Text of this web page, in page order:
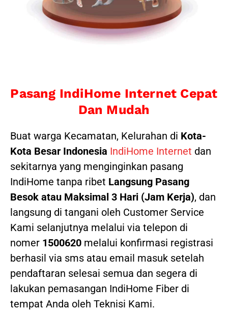
Pasang IndiHome Internet Cepat
Dan Mudah
Buat warga Kecamatan, Kelurahan di Kota-
Kota Besar Indonesia IndiHome Internet dan
sekitarnya yang menginginkan pasang
IndiHome tanpa ribet Langsung Pasang
Besok atau Maksimal 3 Hari (Jam Kerja), dan
langsung di tangani oleh Customer Service
Kami selanjutnya melalui via telepon di
nomer 1500620 melalui konfirmasi registrasi
berhasil via sms atau email masuk setelah
pendaftaran selesai semua dan segera di
lakukan pemasangan IndiHome Fiber di
tempat Anda oleh Teknisi Kami.